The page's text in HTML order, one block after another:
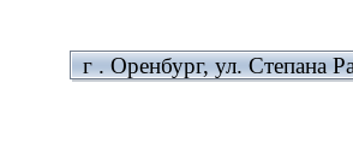
г . Оренбург, ул. Степана